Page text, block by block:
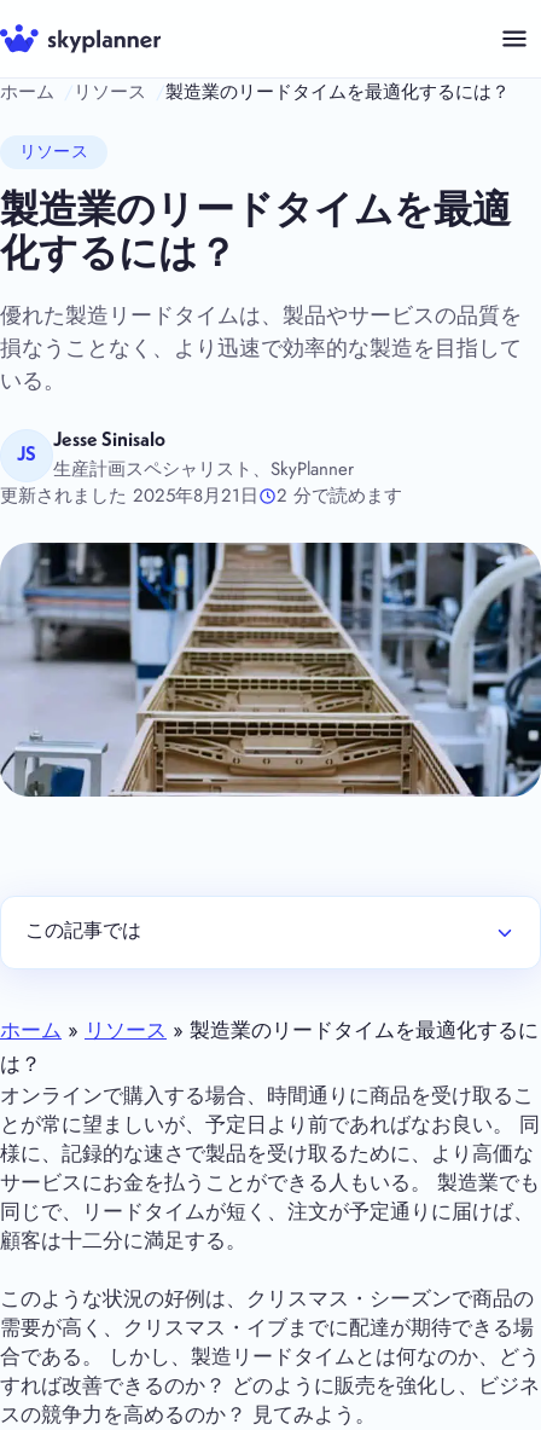
コ
ン
テ
へ
ス
キ
ッ
プ
ホーム リソース 製造業のリードタイムを最適化するには？
リソース
製造業のリードタイムを最適
化するには？
優れた製造リードタイムは、製品やサービスの品質を
損なうことなく、より迅速で効率的な製造を目指して
いる。
JS
Jesse Sinisalo
生産計画スペシャリスト、SkyPlanner
更新されました 2025年8月21日
2 分で読めます
この記事では
ホーム » リソース » 製造業のリードタイムを最適化するに
は？
オンラインで購入する場合、時間通りに商品を受け取るこ
とが常に望ましいが、予定日より前であればなお良い。 同
様に、記録的な速さで製品を受け取るために、より高価な
サービスにお金を払うことができる人もいる。 製造業でも
同じで、リードタイムが短く、注文が予定通りに届けば、
顧客は十二分に満足する。
このような状況の好例は、クリスマス・シーズンで商品の
需要が高く、クリスマス・イブまでに配達が期待できる場
合である。 しかし、製造リードタイムとは何なのか、どう
すれば改善できるのか？ どのように販売を強化し、ビジネ
スの競争力を高めるのか？ 見てみよう。